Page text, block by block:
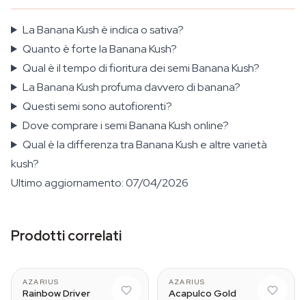
La Banana Kush è indica o sativa?
Quanto è forte la Banana Kush?
Qual è il tempo di fioritura dei semi Banana Kush?
La Banana Kush profuma davvero di banana?
Questi semi sono autofiorenti?
Dove comprare i semi Banana Kush online?
Qual è la differenza tra Banana Kush e altre varietà
kush?
Ultimo aggiornamento: 07/04/2026
Prodotti correlati
AZARIUS
Rainbow Driver
AZARIUS
Acapulco Gold